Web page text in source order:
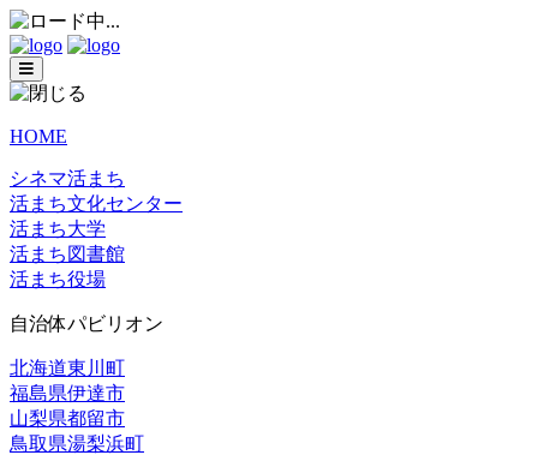
HOME
シネマ活まち
活まち文化センター
活まち大学
活まち図書館
活まち役場
自治体パビリオン
北海道東川町
福島県伊達市
山梨県都留市
鳥取県湯梨浜町